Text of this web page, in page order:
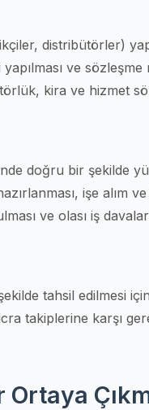
distribütörler)
ve
kira ve hizmet
doğru bir şekilde
işe alım
ve olası iş
tahsil edilmesi
takiplerine karşı